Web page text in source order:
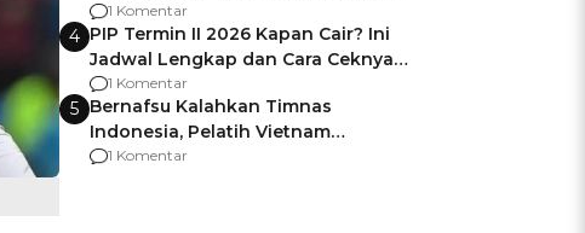
Manchester United
1 Komentar
4 PIP Termin II 2026 Kapan Cair? Ini
Jadwal Lengkap dan Cara Ceknya
agar Dana Tidak Hangus!
1 Komentar
5 Bernafsu Kalahkan Timnas
Indonesia, Pelatih Vietnam
Berencana Pakai Jimat di Pakansari
1 Komentar